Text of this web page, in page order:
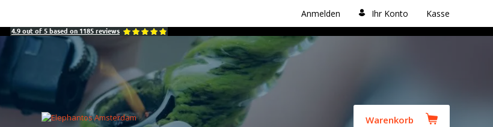
Anmelden Ihr Konto Kasse
4.9 out of 5 based on 1185 reviews
Warenkorb